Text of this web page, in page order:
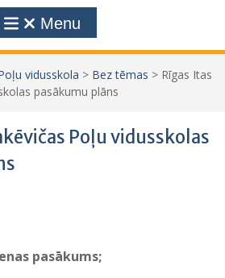
Menu
vidusskola > Bez tēmas > Rīgas Itas
pasākumu plāns
Poļu vidusskolas
pasākums;